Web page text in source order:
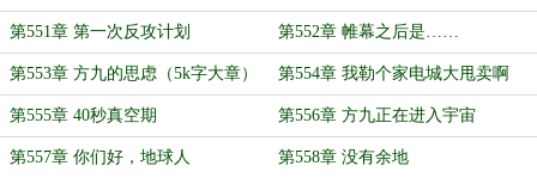
第551章 第一次反攻计划 第552章 帷幕之后是……
第553章 方九的思虑（5k字大章） 第554章 我勒个家电城大甩卖啊
第555章 40秒真空期 第556章 方九正在进入宇宙
第557章 你们好，地球人 第558章 没有余地